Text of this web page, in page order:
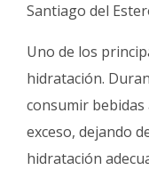
Santiago del
Uno de los
hidratación.
consumir bebidas
exceso, dejando
hidratación